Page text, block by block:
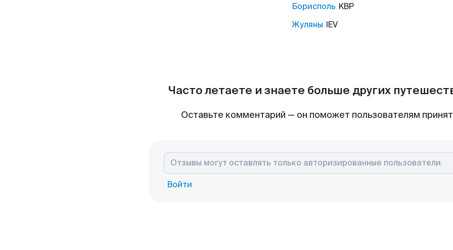
Борисполь KBP
Жуляны IEV
Часто летаете и знаете больше других
Оставьте комментарий — он поможет пользователям
Войти